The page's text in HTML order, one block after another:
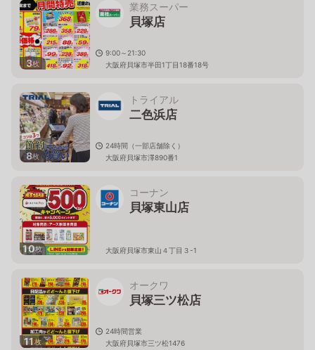
3枚
業務スーパー
貝塚店
9:00～21:30
大阪府貝塚市半田1丁目18番18号
8枚
トライアル
二色浜店
24時間（一部店舗除く）
大阪府貝塚市澤890番1
10枚
コーナン
貝塚東山店
大阪府貝塚市東山４丁目３-1
11枚
オークワ
貝塚三ツ松店
24時間営業
大阪府貝塚市三ツ松1476